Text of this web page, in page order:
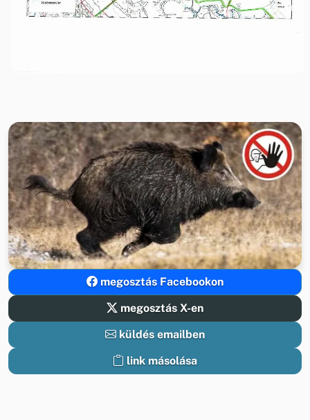
megosztás Facebookon
megosztás X-en
küldés emailben
link másolása